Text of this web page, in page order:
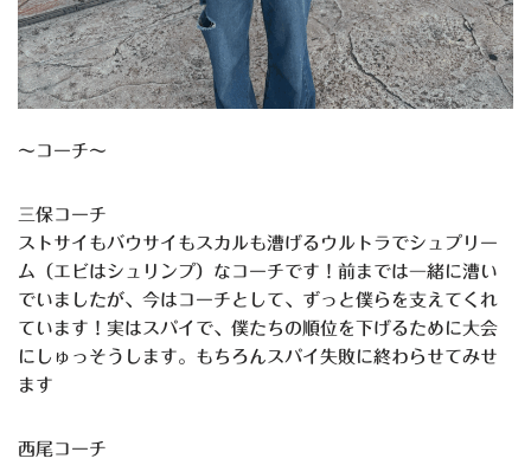
～コーチ～
三保コーチ
ストサイもバウサイもスカルも漕げるウルトラでシュプリー
ム（エビはシュリンプ）なコーチです！前までは一緒に漕い
でいましたが、今はコーチとして、ずっと僕らを支えてくれ
ています！実はスパイで、僕たちの順位を下げるために大会
にしゅっそうします。もちろんスパイ失敗に終わらせてみせ
ます
西尾コーチ